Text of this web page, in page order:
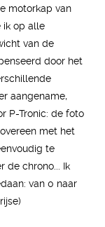
motorkap van
ik op alle
van de
door het
aangename,
P-Tronic: de foto
met het
te
de chrono... Ik
van 0 naar